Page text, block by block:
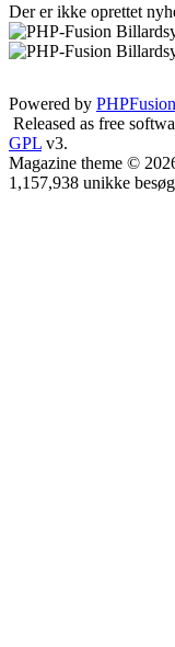
Der er ikke oprettet
Powered by PHPFusion
Released as free
GPL v3.
Magazine theme ©
1,157,938 unikke besøg